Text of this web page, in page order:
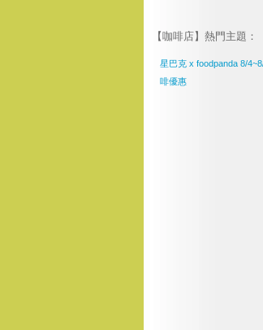
【咖啡店】熱門主題：
星巴克 x foodpanda 8/
啡優惠